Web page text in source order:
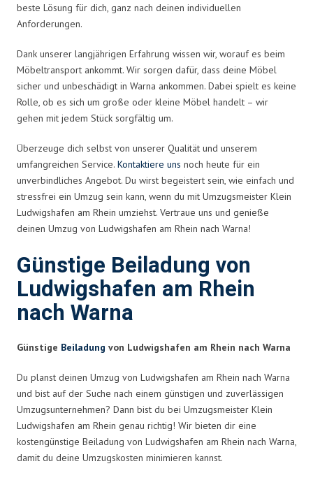
beste Lösung für dich, ganz nach deinen individuellen
Anforderungen.
Dank unserer langjährigen Erfahrung wissen wir, worauf es beim
Möbeltransport ankommt. Wir sorgen dafür, dass deine Möbel
sicher und unbeschädigt in Warna ankommen. Dabei spielt es keine
Rolle, ob es sich um große oder kleine Möbel handelt – wir
gehen mit jedem Stück sorgfältig um.
Überzeuge dich selbst von unserer Qualität und unserem
umfangreichen Service. Kontaktiere uns noch heute für ein
unverbindliches Angebot. Du wirst begeistert sein, wie einfach und
stressfrei ein Umzug sein kann, wenn du mit Umzugsmeister Klein
Ludwigshafen am Rhein umziehst. Vertraue uns und genieße
deinen Umzug von Ludwigshafen am Rhein nach Warna!
Günstige Beiladung von
Ludwigshafen am Rhein
nach Warna
Günstige Beiladung von Ludwigshafen am Rhein nach Warna
Du planst deinen Umzug von Ludwigshafen am Rhein nach Warna
und bist auf der Suche nach einem günstigen und zuverlässigen
Umzugsunternehmen? Dann bist du bei Umzugsmeister Klein
Ludwigshafen am Rhein genau richtig! Wir bieten dir eine
kostengünstige Beiladung von Ludwigshafen am Rhein nach Warna,
damit du deine Umzugskosten minimieren kannst.